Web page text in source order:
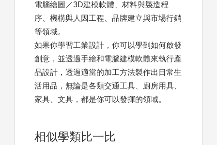
電腦繪圖／3D建模軟體、材料與製造程
序、機構與人因工程、品牌建立與市場行銷
等領域。
如果你學習工業設計，你可以學到如何啟發
創意，並透過手繪和電腦建模軟體來執行產
品設計，透過適當的加工方法製作出日常生
活用品，無論是各類交通工具、廚房用具、
家具、文具，都是你可以發揮的領域。
相似學類比一比